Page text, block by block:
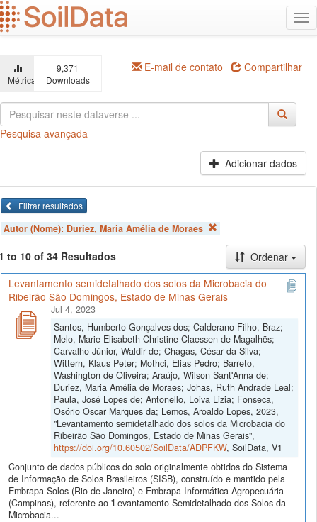
Ir
para
o
principal
Métricas
9,371
Downloads
E-mail de contato Compartilhar
Pesquisa avançada
Adicionar dados
Filtrar resultados
Autor (Nome): Duriez, Maria Amélia de Moraes
to 10 of 34 Resultados
Ordenar
Levantamento semidetalhado dos solos da Microbacia do
Ribeirão São Domingos, Estado de Minas Gerais
Jul 4, 2023
Santos, Humberto Gonçalves dos; Calderano Filho, Braz;
Melo, Marie Elisabeth Christine Claessen de Magalhẽs;
Carvalho Júnior, Waldir de; Chagas, César da Silva;
Wittern, Klaus Peter; Mothci, Elias Pedro; Barreto,
Washington de Oliveira; Araújo, Wilson Sant'Anna de;
Duriez, Maria Amélia de Moraes; Johas, Ruth Andrade Leal;
Paula, José Lopes de; Antonello, Loiva Lizia; Fonseca,
Osório Oscar Marques da; Lemos, Aroaldo Lopes, 2023,
"Levantamento semidetalhado dos solos da Microbacia do
Ribeirão São Domingos, Estado de Minas Gerais",
https://doi.org/10.60502/SoilData/ADPFKW, SoilData, V1
Conjunto de dados públicos do solo originalmente obtidos do Sistema
de Informação de Solos Brasileiros (SISB), construído e mantido pela
Embrapa Solos (Rio de Janeiro) e Embrapa Informática Agropecuária
(Campinas), referente ao 'Levantamento Semidetalhado dos Solos da
Microbacia...